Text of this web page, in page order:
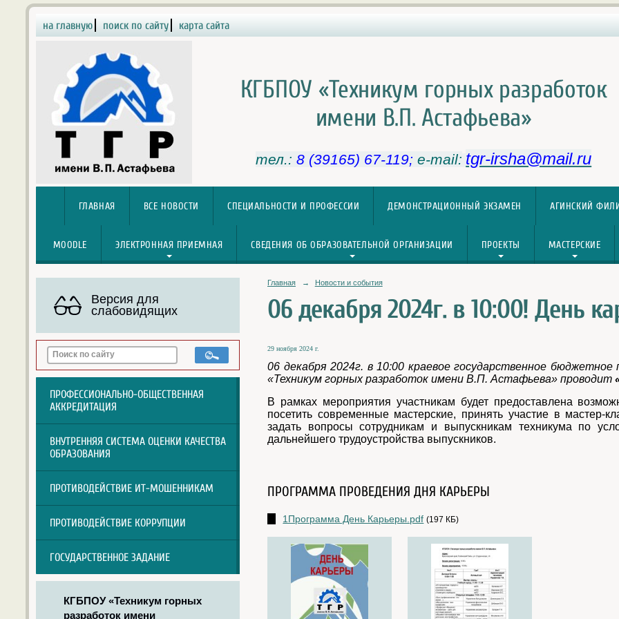
на главную поиск по сайту карта сайта
КГБПОУ «Техникум горных разработок
имени В.П. Астафьева»
тел.: 8 (39165) 67-119;e-mail: tgr-irsha@mail.ru
ГЛАВНАЯ ВСЕ НОВОСТИ СПЕЦИАЛЬНОСТИ И ПРОФЕССИИ ДЕМОНСТРАЦИОННЫЙ ЭКЗАМЕН АГИНСКИЙ
MOODLE ЭЛЕКТРОННАЯ ПРИЕМНАЯ СВЕДЕНИЯ ОБ ОБРАЗОВАТЕЛЬНОЙ ОРГАНИЗАЦИИ ПРОЕКТЫ МАСТЕРСКИЕ
Версия для
слабовидящих
ПРОФЕССИОНАЛЬНО-ОБЩЕСТВЕННАЯ
АККРЕДИТАЦИЯ
ВНУТРЕННЯЯ СИСТЕМА ОЦЕНКИ КАЧЕСТВА
ОБРАЗОВАНИЯ
ПРОТИВОДЕЙСТВИЕ ИТ-МОШЕННИКАМ
ПРОТИВОДЕЙСТВИЕ КОРРУПЦИИ
ГОСУДАРСТВЕННОЕ ЗАДАНИЕ
КГБПОУ «Техникум горных
разработок имени
Главная → Новости и события
06 декабря 2024г. в 10:00! День
29 ноября 2024 г.
06 декабря 2024г. в 10:00 краевое государственное
«Техникум горных разработок имени В.П. Астафьева» проводит
В рамках мероприятия участникам будет предоставлена
посетить современные мастерские, принять участие в мастер-
задать вопросы сотрудникам и выпускникам техникума по
дальнейшего трудоустройства выпускников.
ПРОГРАММА ПРОВЕДЕНИЯ ДНЯ КАРЬЕРЫ
1Программа День Карьеры.pdf (197 КБ)